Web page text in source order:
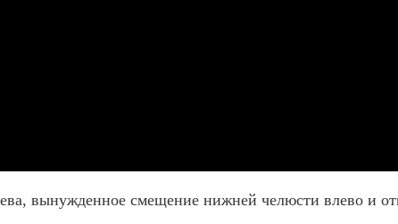
вынужденное смещение нижней челюсти влево и